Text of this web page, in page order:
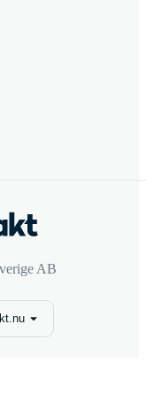
AB